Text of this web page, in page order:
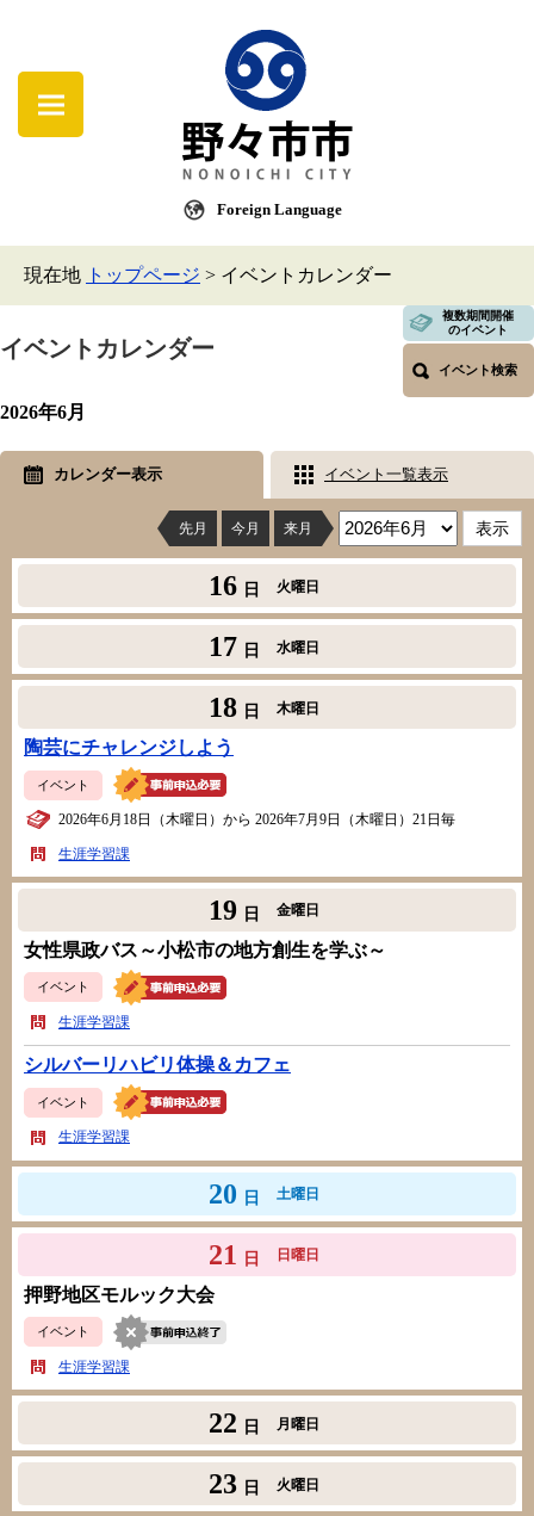
Foreign Language
現在地 トップページ > イベントカレンダー
イベントカレンダー
複数期間開催
のイベント
イベント検索
2026年6月
カレンダー表示 イベント一覧表示
先月 今月 来月
16 日 火曜日
17 日 水曜日
18 日 木曜日
陶芸にチャレンジしよう
イベント
2026年6月18日（木曜日）から 2026年7月9日（木曜日）21日毎
生涯学習課
19 日 金曜日
女性県政バス～小松市の地方創生を学ぶ～
イベント
生涯学習課
シルバーリハビリ体操＆カフェ
イベント
生涯学習課
20 日 土曜日
21 日 日曜日
押野地区モルック大会
イベント
生涯学習課
22 日 月曜日
23 日 火曜日